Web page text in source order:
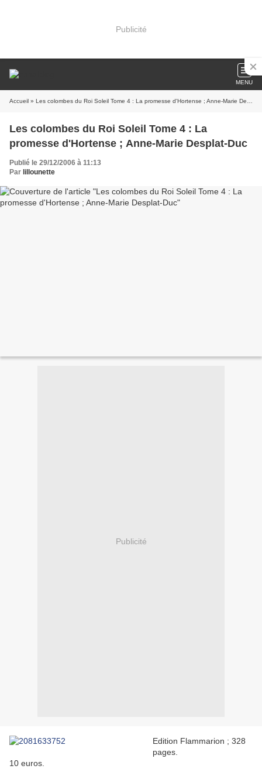
Publicité
MENU
Accueil » Les colombes du Roi Soleil Tome 4 : La promesse d'Hortense ; Anne-Marie Desplat-Duc
Les colombes du Roi Soleil Tome 4 : La
promesse d'Hortense ; Anne-Marie Desplat-Duc
Publié le 29/12/2006 à 11:13
Par lillounette
Publicité
Edition Flammarion ; 328
pages.
10 euros.